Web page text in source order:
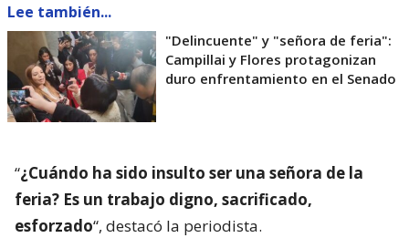
Lee también...
"Delincuente" y "señora de feria":
Campillai y Flores protagonizan
duro enfrentamiento en el Senado
“¿Cuándo ha sido insulto ser una señora de la
feria? Es un trabajo digno, sacrificado,
esforzado“, destacó la periodista.